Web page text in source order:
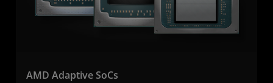
AMD Adaptive SoCs